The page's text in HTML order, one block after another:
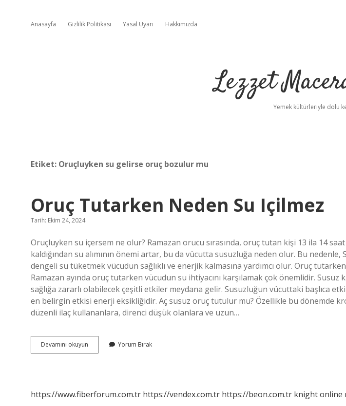
Anasayfa Gizlilik Politikası Yasal Uyarı Hakkımızda
Lezzet
Yemek kültürleriyle dolu
Etiket: Oruçluyken su gelirse oruç bozulur mu
Oruç Tutarken Neden Su Içilmez
Tarih: Ekim 24, 2024
Oruçluyken su içersem ne olur? Ramazan orucu sırasında, oruç tutan kişi 13 ila 14
kaldığından su alımının önemi artar, bu da vücutta susuzluğa neden olur. Bu nedenle,
dengeli su tüketmek vücudun sağlıklı ve enerjik kalmasına yardımcı olur. Oruç
Ramazan ayında oruç tutarken vücudun su ihtiyacını karşılamak çok önemlidir. Susuz
sağlığa zararlı olabilecek çeşitli etkiler meydana gelir. Susuzluğun vücuttaki başlıca
en belirgin etkisi enerji eksikliğidir. Aç susuz oruç tutulur mu? Özellikle bu dönemde
düzenli ilaç kullananlara, direnci düşük olanlara ve uzun…
Devamını okuyun
Tutarken
Yorum Bırak
https://www.fiberforum.com.tr https://vendex.com.tr https://beon.com.tr knight online